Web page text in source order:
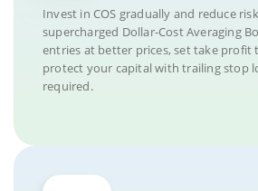
Invest in COS gradually and reduce
supercharged Dollar-Cost Averaging
entries at better prices, set take profit
protect your capital with trailing stop
required.